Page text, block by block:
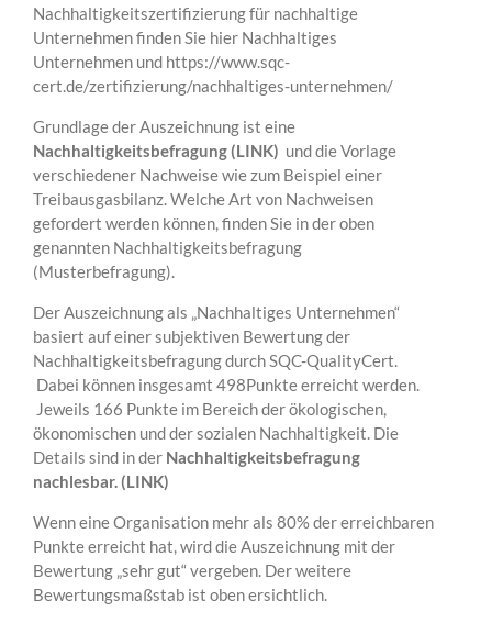
Nachhaltigkeitszertifizierung für nachhaltige
Unternehmen finden Sie hier Nachhaltiges
Unternehmen und https://www.sqc-
cert.de/zertifizierung/nachhaltiges-unternehmen/
Grundlage der Auszeichnung ist eine
Nachhaltigkeitsbefragung (LINK) und die Vorlage
verschiedener Nachweise wie zum Beispiel einer
Treibausgasbilanz. Welche Art von Nachweisen
gefordert werden können, finden Sie in der oben
genannten Nachhaltigkeitsbefragung
(Musterbefragung).
Der Auszeichnung als „Nachhaltiges Unternehmen“
basiert auf einer subjektiven Bewertung der
Nachhaltigkeitsbefragung durch SQC-QualityCert.
Dabei können insgesamt 498Punkte erreicht werden.
Jeweils 166 Punkte im Bereich der ökologischen,
ökonomischen und der sozialen Nachhaltigkeit. Die
Details sind in der Nachhaltigkeitsbefragung
nachlesbar. (LINK)
Wenn eine Organisation mehr als 80% der erreichbaren
Punkte erreicht hat, wird die Auszeichnung mit der
Bewertung „sehr gut“ vergeben. Der weitere
Bewertungsmaßstab ist oben ersichtlich.